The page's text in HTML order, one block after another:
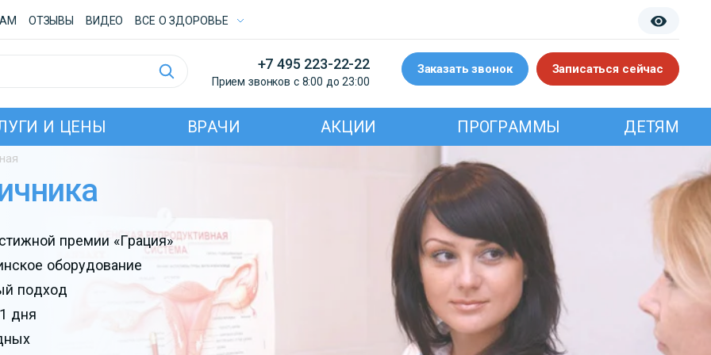
ОТЗЫВЫ ВИДЕО ВСE О ЗДОРОВЬЕ
+7 495 223-22-22
Прием звонков с 8:00 до 23:00
Заказать звонок Записаться сейчас
И ЦЕНЫ ВРАЧИ АКЦИИ ПРОГРАММЫ ДЕТЯМ
премии «Грация»
оборудование
подход
дня